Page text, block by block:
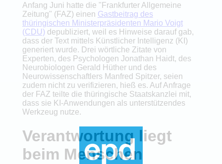
Anfang Juni hatte die "Frankfurter Allgemeine
Zeitung" (FAZ) einen Gastbeitrag des
thüringischen Ministerpräsidenten Mario Voigt
(CDU) depubliziert, weil es Hinweise darauf gab,
dass der Text mittels Künstlicher Intelligenz (KI)
generiert wurde. Drei wörtliche Zitate von
Experten, des Psychologen Jonathan Haidt, des
Neurobiologen Gerald Hüther und des
Neurowissenschaftlers Manfred Spitzer, seien
zudem nicht zu verifizieren, hieß es. Auf Anfrage
der FAZ teilte die thüringische Staatskanzlei mit,
dass sie KI-Anwendungen als unterstützendes
Werkzeug nutze.
Verantwortung liegt
beim Menschen